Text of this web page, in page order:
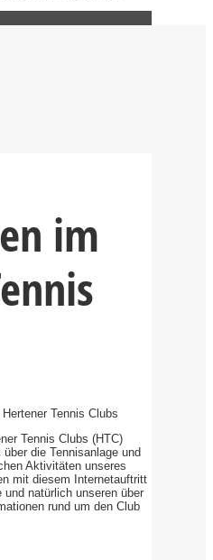
im
Tennis Clubs
Tennis Clubs (HTC)
die Tennisanlage und
Aktivitäten unseres
mit diesem Internetauftritt
natürlich unseren über
rund um den Club